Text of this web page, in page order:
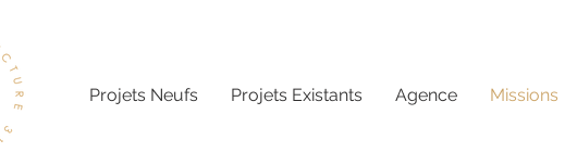
Projets Neufs Projets Existants Agence Missions